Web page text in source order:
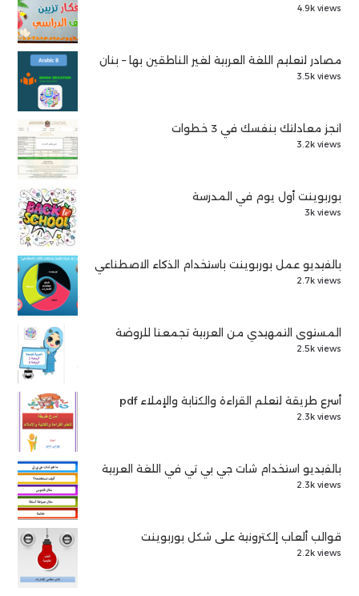
4.9k views
مصادر لتعليم اللغة العربية لغير الناطقين بها – بنان
3.5k views
انجز معادلتك بنفسك في 3 خطوات
3.2k views
بوربوينت أول يوم في المدرسة
3k views
بالفيديو عمل بوربوينت باستخدام الذكاء الاصطناعي
2.7k views
المستوى التمهيدي من العربية تجمعنا للروضة
2.5k views
أسرع طريقة لتعلم القراءة والكتابة والإملاء pdf
2.3k views
بالفيديو استخدام شات جي بي تي في اللغة العربية
2.3k views
قوالب ألعاب إلكترونية على شكل بوربوينت
2.2k views